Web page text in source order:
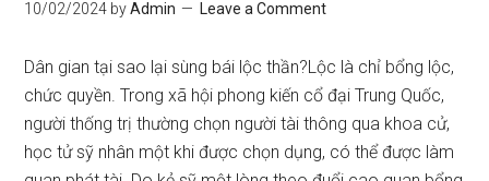
10/02/2024 byAdmin Leave a Comment
Dân gian tại sao lại sùng bái lộc thần?Lộc là chỉ bổng lộc,
chức quyền. Trong xã hội phong kiến cổ đại Trung Quốc,
người thống trị thường chọn người tài thông qua khoa cử,
học tử sỹ nhân một khi được chọn dụng, có thể được làm